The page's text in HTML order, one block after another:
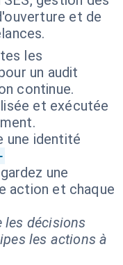
et de
les
un audit
continue.
et exécutée
une identité
une
action et chaque
les décisions
les actions à